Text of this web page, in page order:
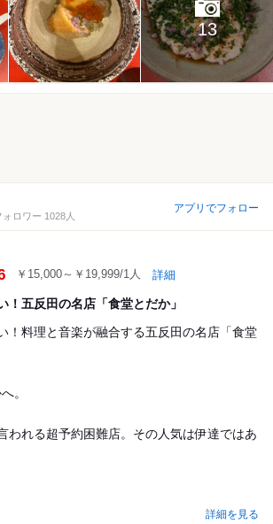
13
ォロワー 1028人
アプリでフォロー
￥15,000～￥19,999/1人 詳細
！五反田の名店「食堂とだか」
！料理と音楽が融合する五反田の名店「食堂
。
われる超予約困難店。その人気は伊達ではあ
詳細を見る